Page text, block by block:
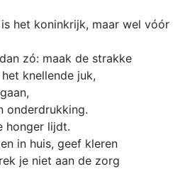
het koninkrijk, maar wel vóór
zó: maak de strakke
knellende juk,
onderdrukking.
honger lijdt.
in huis, geef kleren
je niet aan de zorg